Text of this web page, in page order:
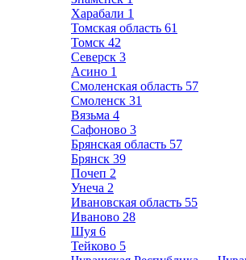
Харабали 1
Томская область 61
Томск 42
Северск 3
Асино 1
Смоленская область 57
Смоленск 31
Вязьма 4
Сафоново 3
Брянская область 57
Брянск 39
Почеп 2
Унеча 2
Ивановская область 55
Иваново 28
Шуя 6
Тейково 5